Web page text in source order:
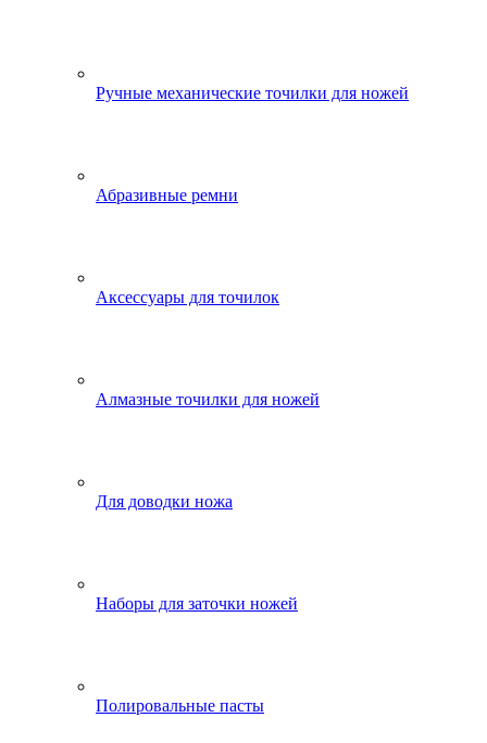
Ручные механические точилки для ножей
Абразивные ремни
Аксессуары для точилок
Алмазные точилки для ножей
Для доводки ножа
Наборы для заточки ножей
Полировальные пасты